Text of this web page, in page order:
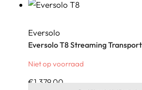
Eversolo
Eversolo T8 Streaming Transport
Niet op voorraad
€1.379,00